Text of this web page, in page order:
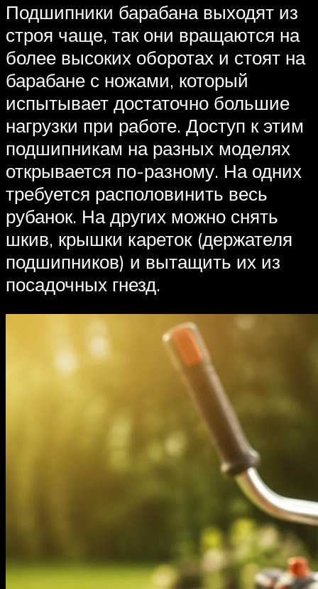
Подшипники барабана выходят из
строя чаще, так они вращаются на
более высоких оборотах и стоят на
барабане с ножами, который
испытывает достаточно большие
нагрузки при работе. Доступ к этим
подшипникам на разных моделях
открывается по-разному. На одних
требуется располовинить весь
рубанок. На других можно снять
шкив, крышки кареток (держателя
подшипников) и вытащить их из
посадочных гнезд.